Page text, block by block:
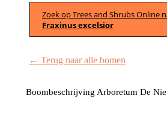
Zoek op Trees and Shrubs Online
Fraxinus excelsior
← Terug naar alle bomen
Boombeschrijving Arboretum De